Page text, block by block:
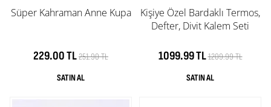
Süper Kahraman Anne Kupa
229.00 TL251.90 TL
Kişiye Özel Bardaklı Termos,
Defter, Divit Kalem Seti
1099.99 TL1209.99 TL